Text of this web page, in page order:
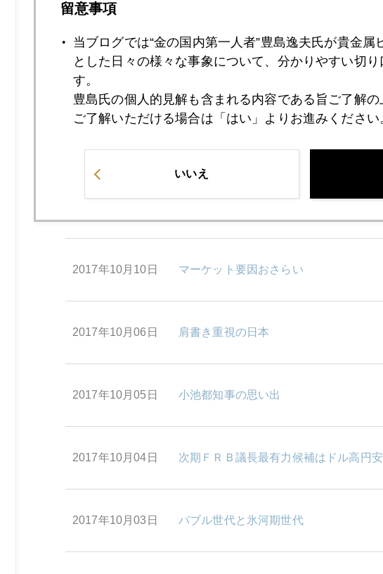
2017年10月16日
2017年10月13日
2017年10月10日 マーケット要因おさらい
2017年10月06日 肩書き重視の日本
2017年10月05日 小池都知事の思い出
2017年10月04日 次期ＦＲＢ議長最有力候補はドル高円
2017年10月03日 バブル世代と氷河期世代
留意事項
当ブログでは“金の国内第一人者”豊島逸夫氏が貴金
とした日々の様々な事象について、分かりやすい切
す。
豊島氏の個人的見解も含まれる内容である旨ご了解の
ご了解いただける場合は「はい」よりお進みください
いいえ